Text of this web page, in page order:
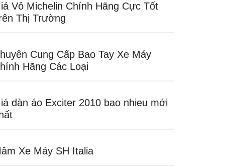
Vỏ Michelin Chính Hãng Cực Tốt
Thị Trường
Cung Cấp Bao Tay Xe Máy
Hãng Các Loại
dàn áo Exciter 2010 bao nhieu mới
Xe Máy SH Italia